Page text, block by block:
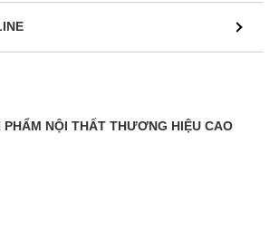
PHẨM NỘI THẤT THƯƠNG HIỆU CAO